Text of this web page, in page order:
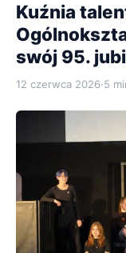
Kuźnia
swój 95.
12 czerwca 2026·5